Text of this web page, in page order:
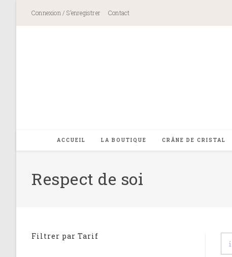
Connexion / S’enregistrer Contact
ACCUEIL LA BOUTIQUE CRÂNE DE CRISTAL
Respect de soi
Filtrer par Tarif